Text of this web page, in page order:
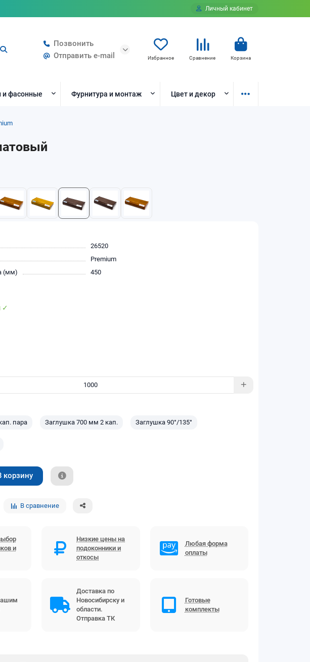
Личный кабинет
Позвонить
Отправить e-mail
Избранное Сравнение Корзина
и фасонные Фурнитура и монтаж Цвет и декор
26520
Premium
(мм)
450
✓
пара Заглушка 700 мм 2 кап. Заглушка 90°/135°
корзину
В сравнение
и
Низкие цены на
подоконники и
откосы
Любая форма
оплаты
Доставка по
Новосибирску и
области.
Отправка ТК
Готовые
комплекты